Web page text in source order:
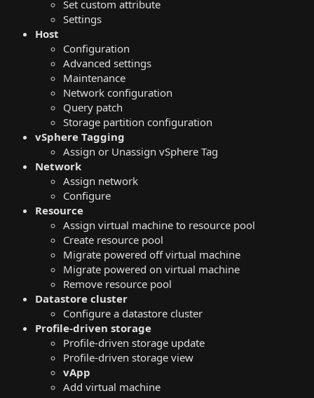
Set custom attribute
Settings
Host
Configuration
Advanced settings
Maintenance
Network configuration
Query patch
Storage partition configuration
vSphere Tagging
Assign or Unassign vSphere Tag
Network
Assign network
Configure
Resource
Assign virtual machine to resource pool
Create resource pool
Migrate powered off virtual machine
Migrate powered on virtual machine
Remove resource pool
Datastore cluster
Configure a datastore cluster
Profile-driven storage
Profile-driven storage update
Profile-driven storage view
vApp
Add virtual machine